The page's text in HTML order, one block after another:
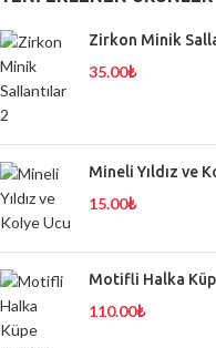
Zirkon Minik
35.00₺
Mineli Yıldız ve
15.00₺
Motifli Halka
110.00₺